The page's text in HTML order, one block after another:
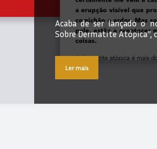
Acaba de ser lançado o
Sobre Dermatite Atópica”,
Ler mais